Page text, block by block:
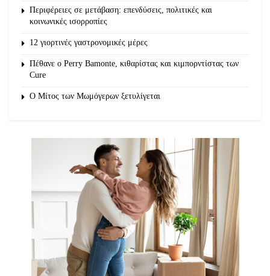
Περιφέρειες σε μετάβαση: επενδύσεις, πολιτικές και
κοινωνικές ισορροπίες
12 γιορτινές γαστρονομικές μέρες
Πέθανε ο Perry Bamonte, κιθαρίστας και κιμπορντίστας των
Cure
O Μίτος των Μωμόγερων ξετυλίγεται